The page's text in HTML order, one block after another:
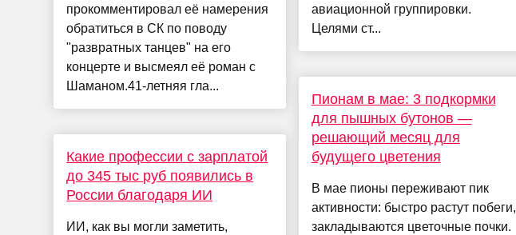
прокомментировал её намерения
обратиться в СК по поводу
"развратных танцев" на его
концерте и высмеял её роман с
Шаманом.41-летняя гла...
Какие профессии с зарплатой
до 345 тыс руб появились в
России благодаря ИИ
ИИ, как вы могли заметить,
авиационной группировки.
Целями ст...
Пионам в мае: 3 подкормки
для пышных бутонов —
решающий месяц для
будущего цветения
В мае пионы переживают пик
активности: быстро растут побеги,
закладываются цветочные почки.